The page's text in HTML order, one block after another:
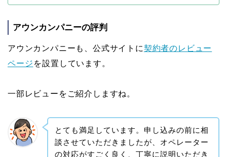
アウンカンパニーの評判
アウンカンパニーも、公式サイトに契約者のレビュー
ページ を設置しています。
一部レビューをご紹介しますね。
とても満足しています。申し込みの前に相
談させていただきましたが、オペレーター
の対応がすごく良く、丁寧に説明いただき